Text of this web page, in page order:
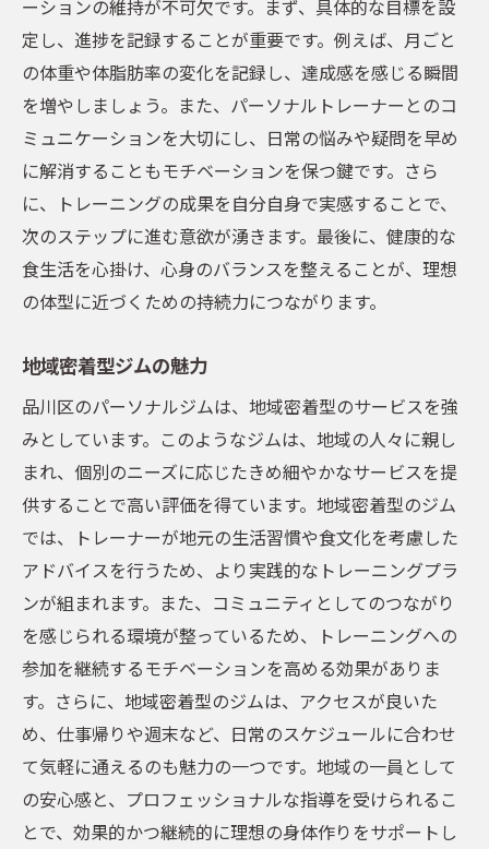
フィードバックを基にしたトレーニングの
見直し
パーソナルジムで目指す理想のボディラインへ
の近道
効率的なシルエット改善法
筋肉の付き方をコントロールする方法
理想のラインを作るためのターゲットエク
ササイズ
トレーニング前後のケア方法
ボディライン改善における食事の役割
ーションの維持が不可欠です。まず、具体的な目標を設
定し、進捗を記録することが重要です。例えば、月ごと
の体重や体脂肪率の変化を記録し、達成感を感じる瞬間
を増やしましょう。また、パーソナルトレーナーとのコ
ミュニケーションを大切にし、日常の悩みや疑問を早め
に解消することもモチベーションを保つ鍵です。さら
に、トレーニングの成果を自分自身で実感することで、
次のステップに進む意欲が湧きます。最後に、健康的な
食生活を心掛け、心身のバランスを整えることが、理想
の体型に近づくための持続力につながります。
地域密着型ジムの魅力
品川区のパーソナルジムは、地域密着型のサービスを強
みとしています。このようなジムは、地域の人々に親し
まれ、個別のニーズに応じたきめ細やかなサービスを提
供することで高い評価を得ています。地域密着型のジム
では、トレーナーが地元の生活習慣や食文化を考慮した
アドバイスを行うため、より実践的なトレーニングプラ
ンが組まれます。また、コミュニティとしてのつながり
を感じられる環境が整っているため、トレーニングへの
参加を継続するモチベーションを高める効果がありま
す。さらに、地域密着型のジムは、アクセスが良いた
め、仕事帰りや週末など、日常のスケジュールに合わせ
て気軽に通えるのも魅力の一つです。地域の一員として
の安心感と、プロフェッショナルな指導を受けられるこ
とで、効果的かつ継続的に理想の身体作りをサポートし